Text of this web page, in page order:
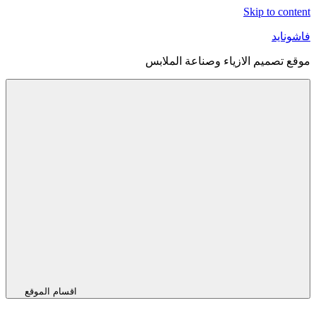
Skip to content
فاشونايد
موقع تصميم الازياء وصناعة الملابس
اقسام الموقع